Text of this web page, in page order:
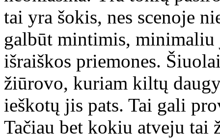
tai yra šokis, nes scenoje
galbūt mintimis, minimaliu
išraiškos priemones.
žiūrovo, kuriam kiltų
ieškotų jis pats. Tai gali
Tačiau bet kokiu atveju tai